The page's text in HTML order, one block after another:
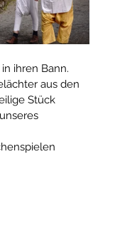
ihren Bann.
aus den
Stück